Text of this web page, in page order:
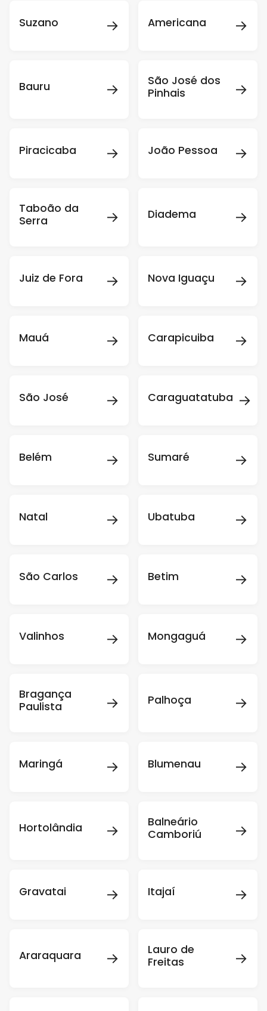
Suzano → Americana →
Bauru →
São José dos
Pinhais
→
Piracicaba → João Pessoa →
Taboão da
Serra
→ Diadema →
Juiz de Fora → Nova Iguaçu →
Mauá → Carapicuiba →
São José → Caraguatatuba →
Belém → Sumaré →
Natal → Ubatuba →
São Carlos → Betim →
Valinhos → Mongaguá →
Bragança
Paulista
→ Palhoça →
Maringá → Blumenau →
Hortolândia →
Balneário
Camboriú
→
Gravatai → Itajaí →
Araraquara →
Lauro de
Freitas
→